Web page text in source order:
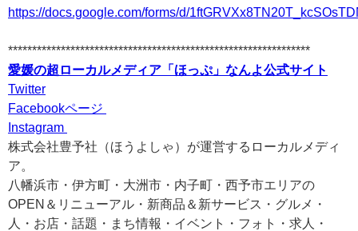
https://docs.google.com/forms/d/
***************************************************************
愛媛の超ローカルメディア「ほっぷ」なんよ公式サイト
Twitter
Facebookページ
Instagram
株式会社豊予社（ほうよしゃ）が運営するローカルメディ
ア。
八幡浜市・伊方町・大洲市・内子町・西予市エリアの
OPEN＆リニューアル・新商品＆新サービス・グルメ・
人・お店・話題・まち情報・イベント・フォト・求人・